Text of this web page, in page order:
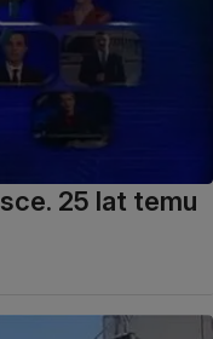
25 lat temu